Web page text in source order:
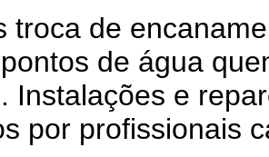
troca de
de água
Instalações e
por profissionais